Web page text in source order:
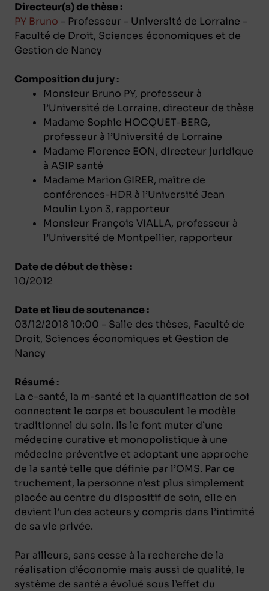
Directeur(s) de thèse :
PY Bruno - Professeur - Université de Lorraine -
Faculté de Droit, Sciences économiques et de
Gestion de Nancy
Composition du jury :
Monsieur Bruno PY, professeur à
l’Université de Lorraine, directeur de thèse
Madame Sophie HOCQUET-BERG,
professeur à l’Université de Lorraine
Madame Florence EON, directeur juridique
à ASIP santé
Madame Marion GIRER, maître de
conférences-HDR à l’Université Jean
Moulin Lyon 3, rapporteur
Monsieur François VIALLA, professeur à
l’Université de Montpellier, rapporteur
Date de début de thèse :
10/2012
Date et lieu de soutenance :
03/12/2018 10:00 - Salle des thèses, Faculté de
Droit, Sciences économiques et Gestion de
Nancy
Résumé :
La e-santé, la m-santé et la quantification de soi
connectent le corps et bousculent le modèle
traditionnel du soin. Ils le font muter d’une
médecine curative et monopolistique à une
médecine préventive et adoptant une approche
de la santé telle que définie par l’OMS. Par ce
truchement, la personne n’est plus simplement
placée au centre du dispositif de soin, elle en
devient l’un des acteurs y compris dans l’intimité
de sa vie privée.
Par ailleurs, sans cesse à la recherche de la
réalisation d’économie mais aussi de qualité, le
système de santé a évolué sous l’effet du